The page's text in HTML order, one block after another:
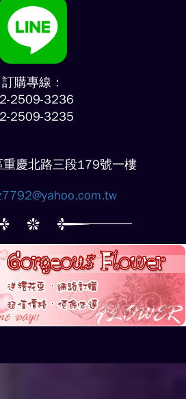
訂購專線：
2509-3236
2509-3235
重慶北路三段179號一樓